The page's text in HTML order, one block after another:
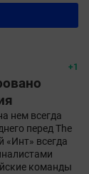
+1
нем всегда
перед The
всегда
команды